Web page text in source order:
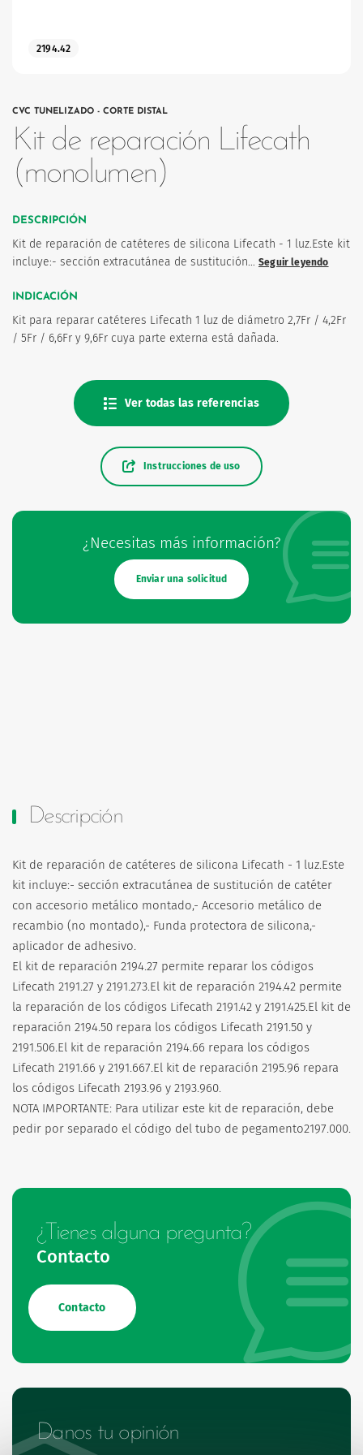
2194.42
CVC TUNELIZADO - CORTE DISTAL
Kit de reparación Lifecath
(monolumen)
DESCRIPCIÓN
Kit de reparación de catéteres de silicona Lifecath - 1 luz.Este kit
incluye:- sección extracutánea de sustitución… Seguir leyendo
INDICACIÓN
Kit para reparar catéteres Lifecath 1 luz de diámetro 2,7Fr / 4,2Fr
/ 5Fr / 6,6Fr y 9,6Fr cuya parte externa está dañada.
Ver todas las referencias
¿Necesitas más información?
Enviar una solicitud
Instrucciones de uso
Descripción
Kit de reparación de catéteres de silicona Lifecath - 1 luz.Este
kit incluye:- sección extracutánea de sustitución de catéter
con accesorio metálico montado,- Accesorio metálico de
recambio (no montado),- Funda protectora de silicona,-
aplicador de adhesivo.
El kit de reparación 2194.27 permite reparar los códigos
Lifecath 2191.27 y 2191.273.El kit de reparación 2194.42 permite
la reparación de los códigos Lifecath 2191.42 y 2191.425.El kit de
reparación 2194.50 repara los códigos Lifecath 2191.50 y
2191.506.El kit de reparación 2194.66 repara los códigos
Lifecath 2191.66 y 2191.667.El kit de reparación 2195.96 repara
los códigos Lifecath 2193.96 y 2193.960.
NOTA IMPORTANTE: Para utilizar este kit de reparación, debe
pedir por separado el código del tubo de pegamento2197.000.
¿Tienes alguna pregunta?
Contacto
Contacto
Danos tu opinión